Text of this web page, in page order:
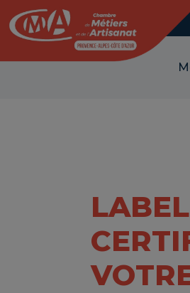
Panneau de gestion des cookies